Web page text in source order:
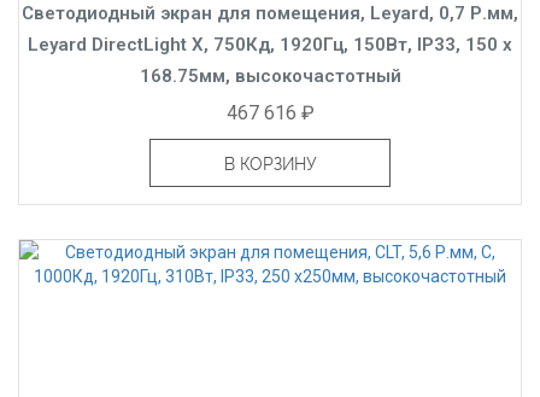
Светодиодный экран для помещения, Leyard, 0,7 Р.мм,
Leyard DirectLight X, 750Кд, 1920Гц, 150Вт, IP33, 150 x
168.75мм, высокочастотный
467 616 ₽
В КОРЗИНУ